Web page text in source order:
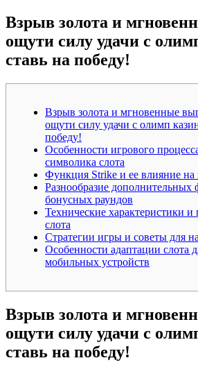
Взрыв золота и
ощути силу удачи с
ставь на победу!
Взрыв золота и мгновенные
ощути силу удачи с олимп
победу!
Особенности игрового
символика слота
Функция Strike и ее влияние
Разнообразие дополнительных
бонусных раундов
Технические характеристики и
слота
Стратегии игры и советы для
Особенности адаптации слота
мобильных устройств
Взрыв золота и
ощути силу удачи с
ставь на победу!